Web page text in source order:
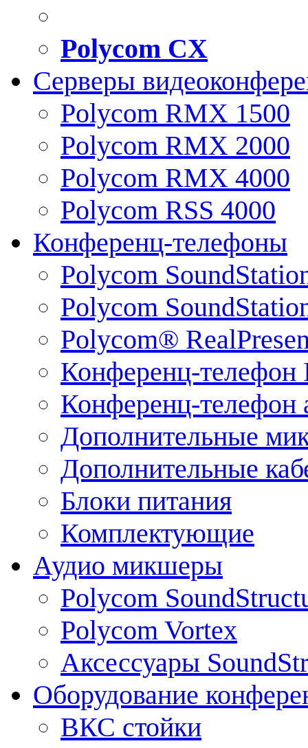
Polycom CX
Серверы
Polycom RMX 1500
Polycom RMX 2000
Polycom RMX 4000
Polycom RSS 4000
Конференц-телефоны
Polycom
Polycom
Polycom®
Конференц-телефон
Конференц-телефон
Дополнительные
Дополнительные
Блоки питания
Комплектующие
Аудио микшеры
Polycom
Polycom Vortex
Аксессуары
Оборудование
ВКС стойки